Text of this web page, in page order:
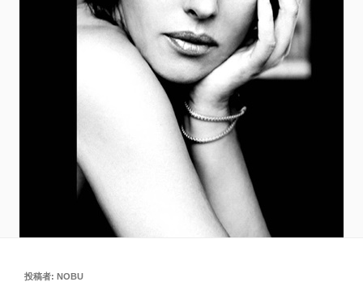
投
投稿者: NOBU